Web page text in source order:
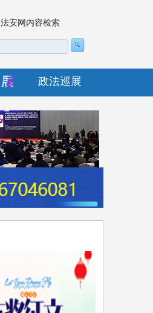
法安网内容检索
政法巡展